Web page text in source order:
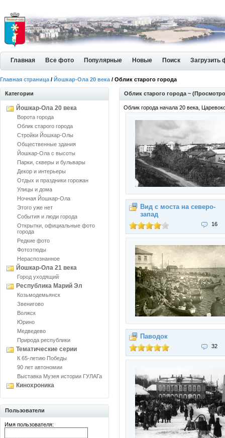
Главная Все фото Популярные Новые Поиск Загрузить
Главная страница / Йошкар-Ола 20 века / Облик старого города
Категории
Йошкар-Ола 20 века
Ворота города
Облик старого города
Стройки Йошкар-Олы
Общественные здания
Йошкар-Ола с высоты
Парки, скверы и бульвары
Декор и интерьеры
Отдых и праздники горожан
Улицы и дома
Ночная Йошкар-Ола
Этого уже нет
События и люди города
Открытки, официальные фото
города
Редкие фото
Фотоэтюды
Нераспознанное
Йошкар-Ола 21 века
Город уходящий
Республика Марий Эл
Козьмодемьянск
Звенигово
Волжск
Юрино
Медведево
Природа республики
Тематические серии
К 65-летию Победы
90 лет автономии
Выставка Музея истории ГУЛАГа
Кинохроника
Пользователи
Имя пользователя:
Облик старого города ~
Облик города начала 20 века,
Вид с моста на северо-
запад
16
Паводок
32